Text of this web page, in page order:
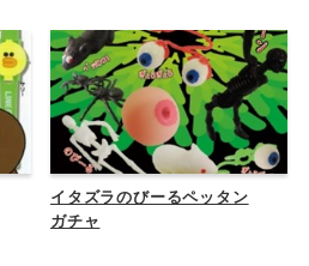
イタズラのびーるペッタン
ガチャ